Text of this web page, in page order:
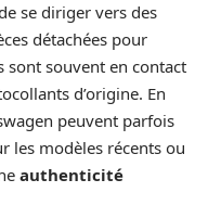
se diriger vers des
détachées pour
sont souvent en contact
d’origine. En
peuvent parfois
les modèles récents ou
authenticité